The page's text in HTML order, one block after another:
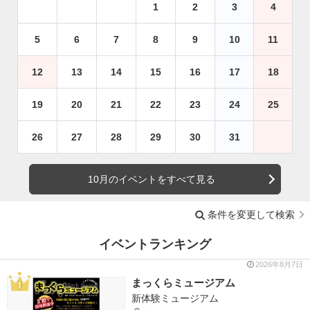
1 2 3 4
5 6 7 8 9 10 11
12 13 14 15 16 17 18
19 20 21 22 23 24 25
26 27 28 29 30 31
10月のイベントをすべて見る
条件を変更して検索
イベントランキング
2026年8月7日
まっくらミュージアム
新体験ミュージアム